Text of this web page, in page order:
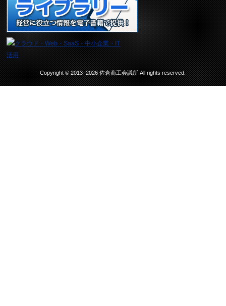
Copyright © 2013–2026 佐倉商工会議所.All rights reserved.